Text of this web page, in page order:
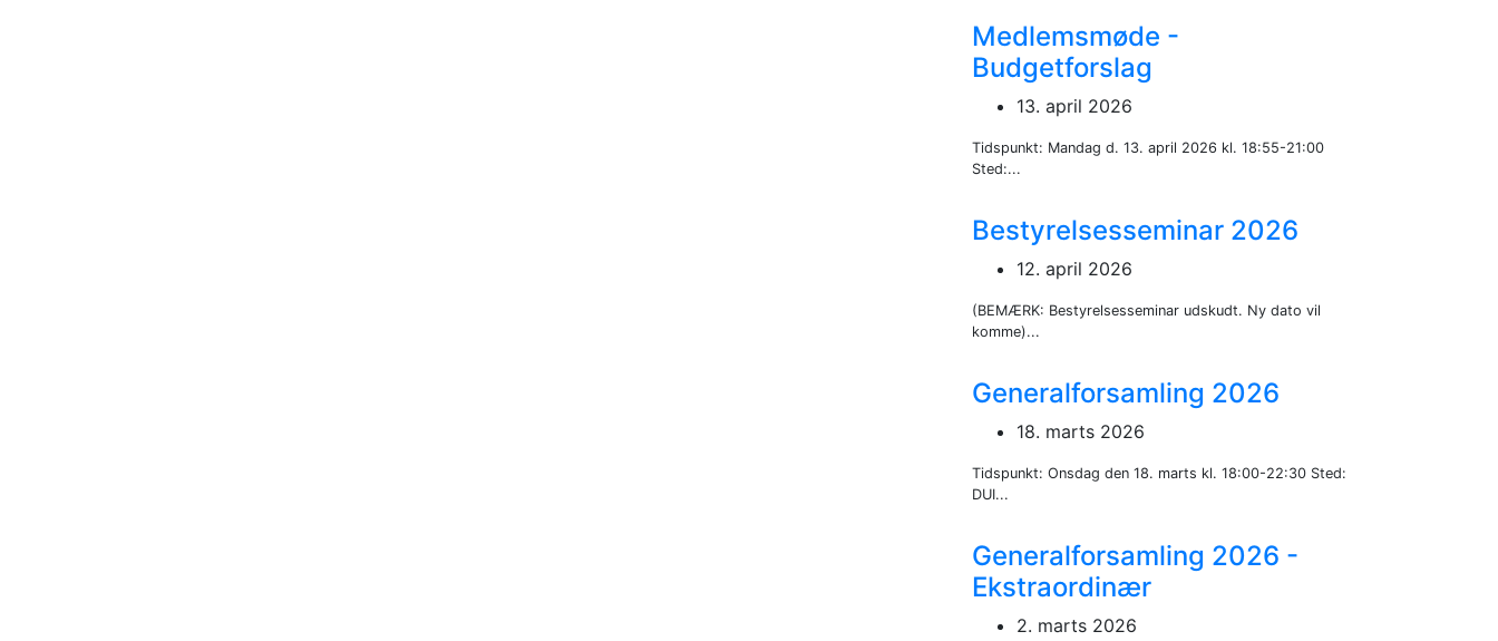
Medlemsmøde -
Budgetforslag
13. april 2026
Tidspunkt: Mandag d. 13. april 2026 kl. 18:55-21:00
Sted:...
Bestyrelsesseminar 2026
12. april 2026
(BEMÆRK: Bestyrelsesseminar udskudt. Ny dato vil
komme)...
Generalforsamling 2026
18. marts 2026
Tidspunkt: Onsdag den 18. marts kl. 18:00-22:30 Sted:
DUI...
Generalforsamling 2026 -
Ekstraordinær
2. marts 2026